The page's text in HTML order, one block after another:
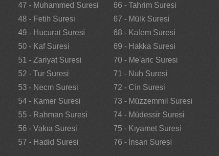
47 - Muhammed Suresi
48 - Fetih Suresi
49 - Hucurat Suresi
50 - Kaf Suresi
51 - Zariyat Suresi
52 - Tur Suresi
53 - Necm Suresi
54 - Kamer Suresi
55 - Rahman Suresi
56 - Vakıa Suresi
57 - Hadid Suresi
66 - Tahrim Suresi
67 - Mülk Suresi
68 - Kalem Suresi
69 - Hakka Suresi
70 - Me'aric Suresi
71 - Nuh Suresi
72 - Cin Suresi
73 - Müzzemmil Suresi
74 - Müdessir Suresi
75 - Kıyamet Suresi
76 - İnsan Suresi